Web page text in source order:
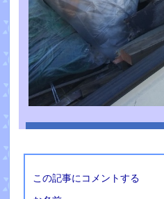
この記事にコメントする